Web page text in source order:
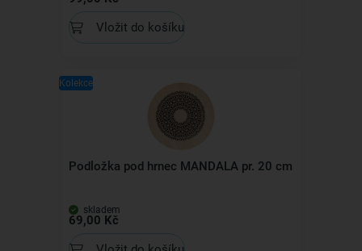
Vložit do košíku
Kolekce
Podložka pod hrnec MANDALA pr. 20 cm
skladem
69,00 Kč